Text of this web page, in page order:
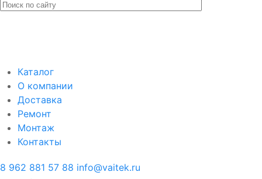
Каталог
О компании
Доставка
Ремонт
Монтаж
Контакты
8 962 881 57 88 info@vaitek.ru